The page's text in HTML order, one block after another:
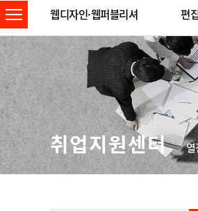
웹디자인·웹퍼블리셔 편
취업지원센터 열